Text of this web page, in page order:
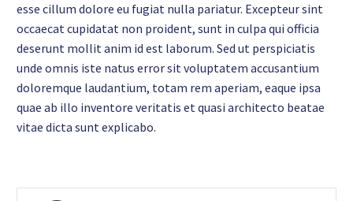
esse cillum dolore eu fugiat nulla pariatur. Excepteur sint
occaecat cupidatat non proident, sunt in culpa qui officia
deserunt mollit anim id est laborum. Sed ut perspiciatis
unde omnis iste natus error sit voluptatem accusantium
doloremque laudantium, totam rem aperiam, eaque ipsa
quae ab illo inventore veritatis et quasi architecto beatae
vitae dicta sunt explicabo.